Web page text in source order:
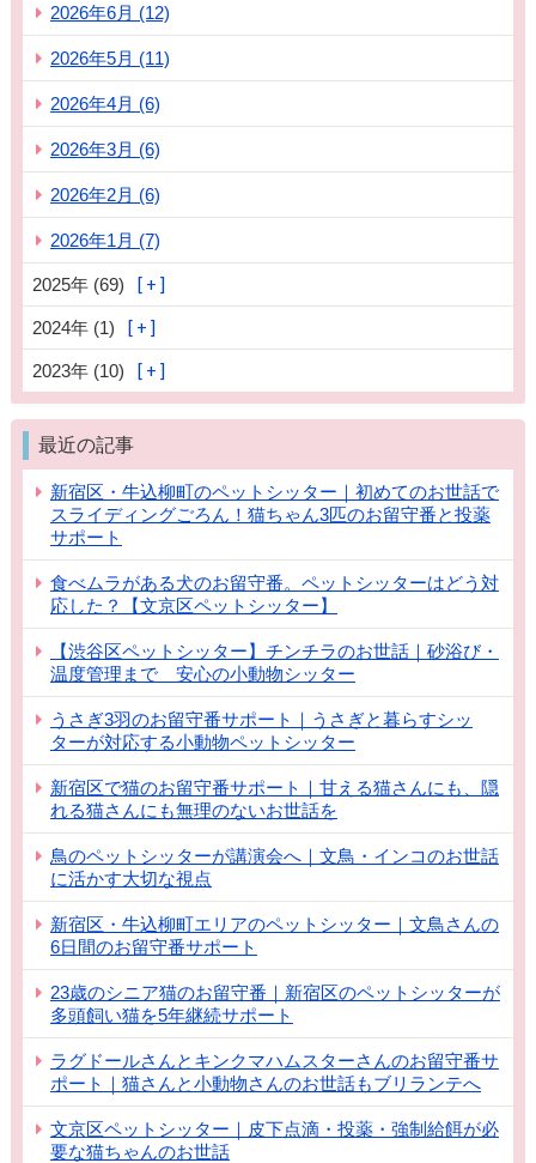
2026年6月 (12)
2026年5月 (11)
2026年4月 (6)
2026年3月 (6)
2026年2月 (6)
2026年1月 (7)
2025年 (69)
2024年 (1)
2023年 (10)
最近の記事
新宿区・牛込柳町のペットシッター｜初めてのお世話で
スライディングごろん！猫ちゃん3匹のお留守番と投薬
サポート
食べムラがある犬のお留守番。ペットシッターはどう対
応した？【文京区ペットシッター】
【渋谷区ペットシッター】チンチラのお世話｜砂浴び・
温度管理まで 安心の小動物シッター
うさぎ3羽のお留守番サポート｜うさぎと暮らすシッ
ターが対応する小動物ペットシッター
新宿区で猫のお留守番サポート｜甘える猫さんにも、隠
れる猫さんにも無理のないお世話を
鳥のペットシッターが講演会へ｜文鳥・インコのお世話
に活かす大切な視点
新宿区・牛込柳町エリアのペットシッター｜文鳥さんの
6日間のお留守番サポート
23歳のシニア猫のお留守番｜新宿区のペットシッターが
多頭飼い猫を5年継続サポート
ラグドールさんとキンクマハムスターさんのお留守番サ
ポート｜猫さんと小動物さんのお世話もブリランテへ
文京区ペットシッター｜皮下点滴・投薬・強制給餌が必
要な猫ちゃんのお世話